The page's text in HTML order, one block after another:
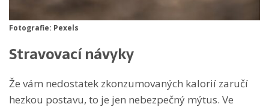
Fotografie: Pexels
Stravovací návyky
Že vám nedostatek zkonzumovaných kalorií zaručí
hezkou postavu, to je jen nebezpečný mýtus. Ve